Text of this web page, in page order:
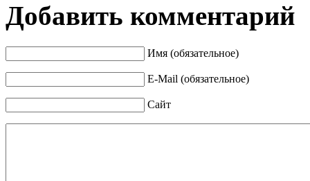
Добавить комментарий
Имя (обязательное)
E-Mail (обязательное)
Сайт